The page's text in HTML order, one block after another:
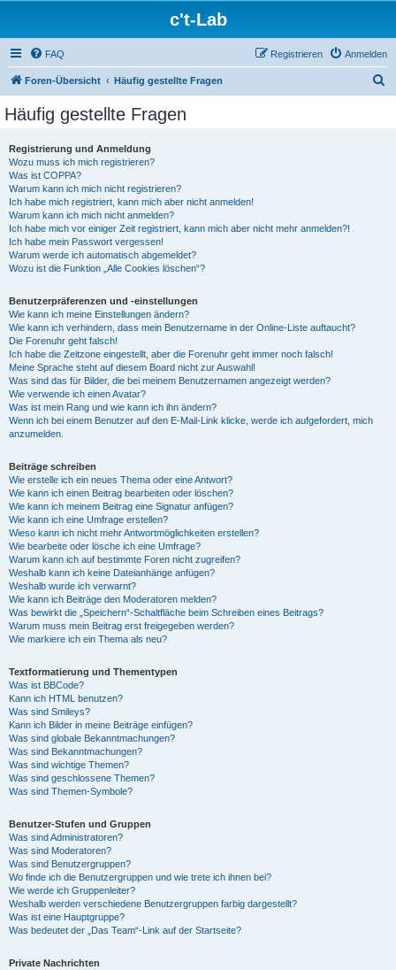
c't-Lab
FAQ Anmelden
Registrieren
Foren-Übersicht Häufig gestellte Fragen
Häufig gestellte Fragen
Registrierung und Anmeldung
Wozu muss ich mich registrieren?
Was ist COPPA?
Warum kann ich mich nicht registrieren?
Ich habe mich registriert, kann mich aber nicht anmelden!
Warum kann ich mich nicht anmelden?
Ich habe mich vor einiger Zeit registriert, kann mich aber nicht mehr anmelden?!
Ich habe mein Passwort vergessen!
Warum werde ich automatisch abgemeldet?
Wozu ist die Funktion „Alle Cookies löschen“?
Benutzerpräferenzen und -einstellungen
Wie kann ich meine Einstellungen ändern?
Wie kann ich verhindern, dass mein Benutzername in der Online-Liste auftaucht?
Die Forenuhr geht falsch!
Ich habe die Zeitzone eingestellt, aber die Forenuhr geht immer noch falsch!
Meine Sprache steht auf diesem Board nicht zur Auswahl!
Was sind das für Bilder, die bei meinem Benutzernamen angezeigt werden?
Wie verwende ich einen Avatar?
Was ist mein Rang und wie kann ich ihn ändern?
Wenn ich bei einem Benutzer auf den E-Mail-Link klicke, werde ich aufgefordert, mich
anzumelden.
Beiträge schreiben
Wie erstelle ich ein neues Thema oder eine Antwort?
Wie kann ich einen Beitrag bearbeiten oder löschen?
Wie kann ich meinem Beitrag eine Signatur anfügen?
Wie kann ich eine Umfrage erstellen?
Wieso kann ich nicht mehr Antwortmöglichkeiten erstellen?
Wie bearbeite oder lösche ich eine Umfrage?
Warum kann ich auf bestimmte Foren nicht zugreifen?
Weshalb kann ich keine Dateianhänge anfügen?
Weshalb wurde ich verwarnt?
Wie kann ich Beiträge den Moderatoren melden?
Was bewirkt die „Speichern“-Schaltfläche beim Schreiben eines Beitrags?
Warum muss mein Beitrag erst freigegeben werden?
Wie markiere ich ein Thema als neu?
Textformatierung und Thementypen
Was ist BBCode?
Kann ich HTML benutzen?
Was sind Smileys?
Kann ich Bilder in meine Beiträge einfügen?
Was sind globale Bekanntmachungen?
Was sind Bekanntmachungen?
Was sind wichtige Themen?
Was sind geschlossene Themen?
Was sind Themen-Symbole?
Benutzer-Stufen und Gruppen
Was sind Administratoren?
Was sind Moderatoren?
Was sind Benutzergruppen?
Wo finde ich die Benutzergruppen und wie trete ich ihnen bei?
Wie werde ich Gruppenleiter?
Weshalb werden verschiedene Benutzergruppen farbig dargestellt?
Was ist eine Hauptgruppe?
Was bedeutet der „Das Team“-Link auf der Startseite?
Private Nachrichten